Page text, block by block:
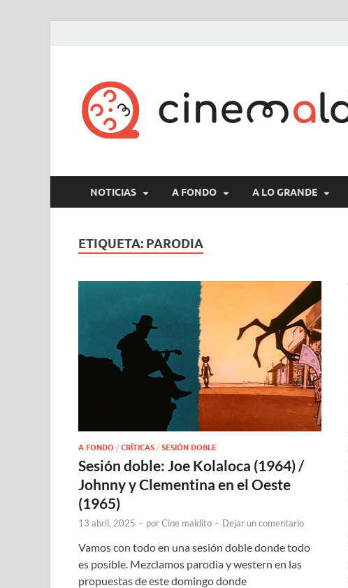
NOTICIAS A FONDO A LO GRANDE
ETIQUETA: PARODIA
A FONDO / CRÍTICAS / SESIÓN DOBLE
Sesión doble: Joe Kolaloca (1964) /
Johnny y Clementina en el Oeste
(1965)
13 abril, 2025 - porCine maldito - Dejar un comentario
Vamos con todo en una sesión doble donde todo
es posible. Mezclamos parodia y western en las
propuestas de este domingo donde